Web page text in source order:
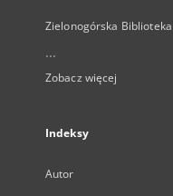
Zielonogórska
...
Zobacz więcej
Indeksy
Autor